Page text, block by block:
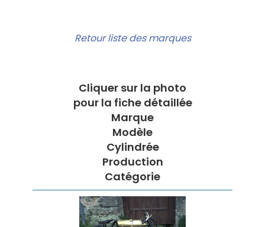
Retour liste des marques
Cliquer sur la photo
pour la fiche détaillée
Marque
Modèle
Cylindrée
Production
Catégorie